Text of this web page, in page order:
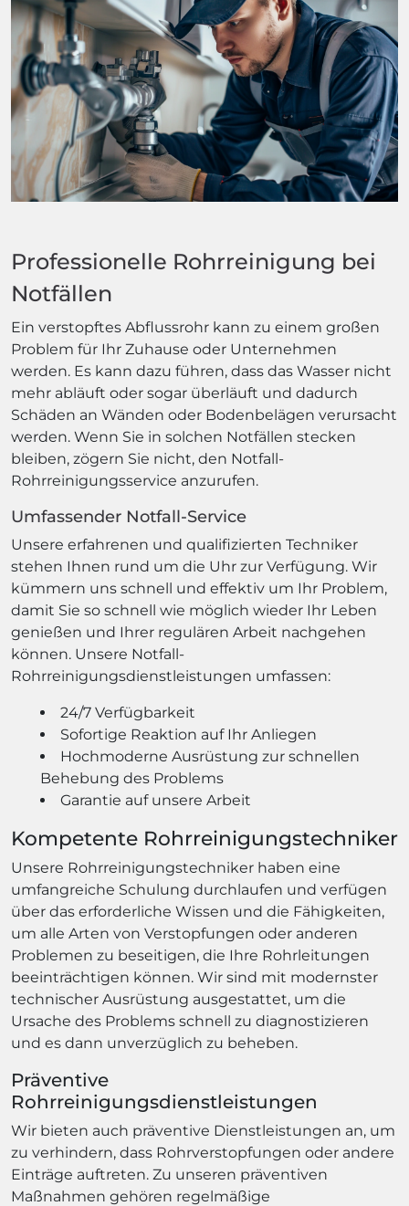
Professionelle Rohrreinigung bei
Notfällen
Ein verstopftes Abflussrohr kann zu einem großen
Problem für Ihr Zuhause oder Unternehmen
werden. Es kann dazu führen, dass das Wasser nicht
mehr abläuft oder sogar überläuft und dadurch
Schäden an Wänden oder Bodenbelägen verursacht
werden. Wenn Sie in solchen Notfällen stecken
bleiben, zögern Sie nicht, den Notfall-
Rohrreinigungsservice anzurufen.
Umfassender Notfall-Service
Unsere erfahrenen und qualifizierten Techniker
stehen Ihnen rund um die Uhr zur Verfügung. Wir
kümmern uns schnell und effektiv um Ihr Problem,
damit Sie so schnell wie möglich wieder Ihr Leben
genießen und Ihrer regulären Arbeit nachgehen
können. Unsere Notfall-
Rohrreinigungsdienstleistungen umfassen:
24/7 Verfügbarkeit
Sofortige Reaktion auf Ihr Anliegen
Hochmoderne Ausrüstung zur schnellen
Behebung des Problems
Garantie auf unsere Arbeit
Kompetente Rohrreinigungstechniker
Unsere Rohrreinigungstechniker haben eine
umfangreiche Schulung durchlaufen und verfügen
über das erforderliche Wissen und die Fähigkeiten,
um alle Arten von Verstopfungen oder anderen
Problemen zu beseitigen, die Ihre Rohrleitungen
beeinträchtigen können. Wir sind mit modernster
technischer Ausrüstung ausgestattet, um die
Ursache des Problems schnell zu diagnostizieren
und es dann unverzüglich zu beheben.
Präventive
Rohrreinigungsdienstleistungen
Wir bieten auch präventive Dienstleistungen an, um
zu verhindern, dass Rohrverstopfungen oder andere
Einträge auftreten. Zu unseren präventiven
Maßnahmen gehören regelmäßige